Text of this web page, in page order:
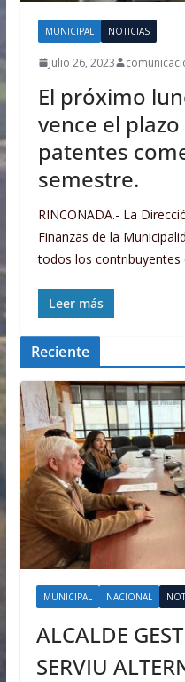
MUNICIPAL NOTICIAS
Julio 26, 2023
El próximo
vence el
patentes
semestre.
RINCONADA.- La
Finanzas de la
todos los contribuyentes
Leer más
Reciente
MUNICIPAL NACIONAL
ALCALDE
SERVIU